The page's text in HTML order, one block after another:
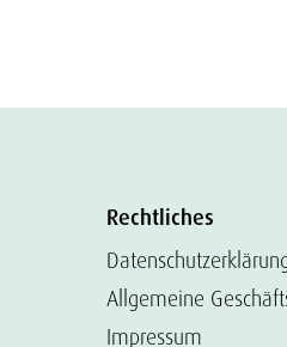
Rechtliches
Allgemeine
Impressum